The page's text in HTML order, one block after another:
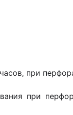
при
при